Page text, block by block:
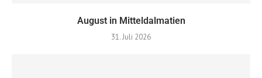
August in Mitteldalmatien
31. Juli 2026